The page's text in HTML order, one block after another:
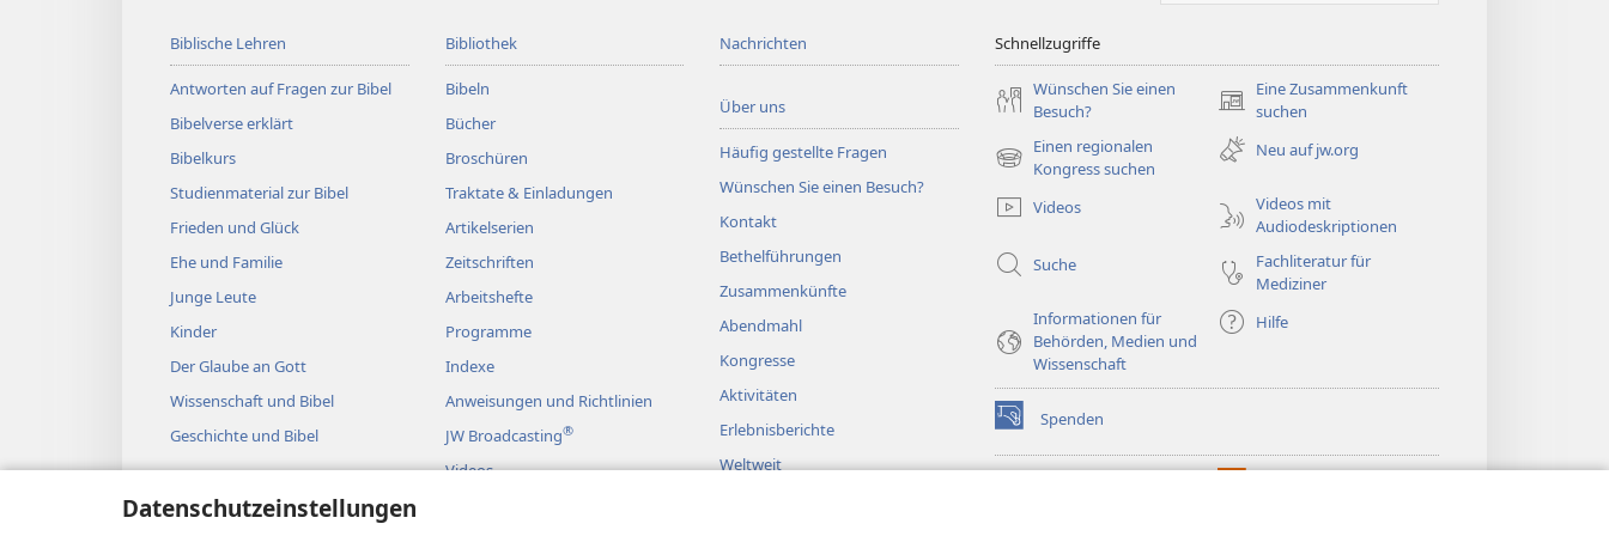
Datenschutzeinstellungen
Biblische Lehren
Antworten auf Fragen zur Bibel
Bibelverse erklärt
Bibelkurs
Studienmaterial zur Bibel
Frieden und Glück
Ehe und Familie
Junge Leute
Kinder
Der Glaube an Gott
Wissenschaft und Bibel
Geschichte und Bibel
Bibliothek
Bibeln
Bücher
Broschüren
Traktate & Einladungen
Artikelserien
Zeitschriften
Arbeitshefte
Programme
Indexe
Anweisungen und Richtlinien
JW Broadcasting®
Videos
Nachrichten
Über uns
Häufig gestellte Fragen
Wünschen Sie einen Besuch?
Kontakt
Bethelführungen
Zusammenkünfte
Abendmahl
Kongresse
Aktivitäten
Erlebnisberichte
Weltweit
Schnellzugriffe
Wünschen Sie einen
Besuch?
Eine Zusammenkunft
suchen
(öffnet
neues
Fenster)
Einen regionalen
Kongress suchen
(öffnet
Fenster)
Neu auf jw.org
Videos
Videos mit
Audiodeskriptionen
Suche
Fachliteratur für
Mediziner
Informationen für
Behörden, Medien und
Wissenschaft
Hilfe
Spenden
(öffnet
neues
Fenster)